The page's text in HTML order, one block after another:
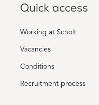
Quick access
Working at Scholt
Vacancies
Conditions
Recruitment process